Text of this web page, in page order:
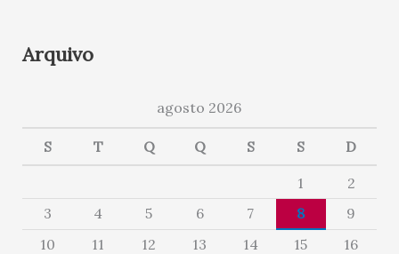
Arquivo
agosto 2026
S T Q Q S S D
1
2
3
4 5 6 7 8
9
10
11 12 13 14 15
16